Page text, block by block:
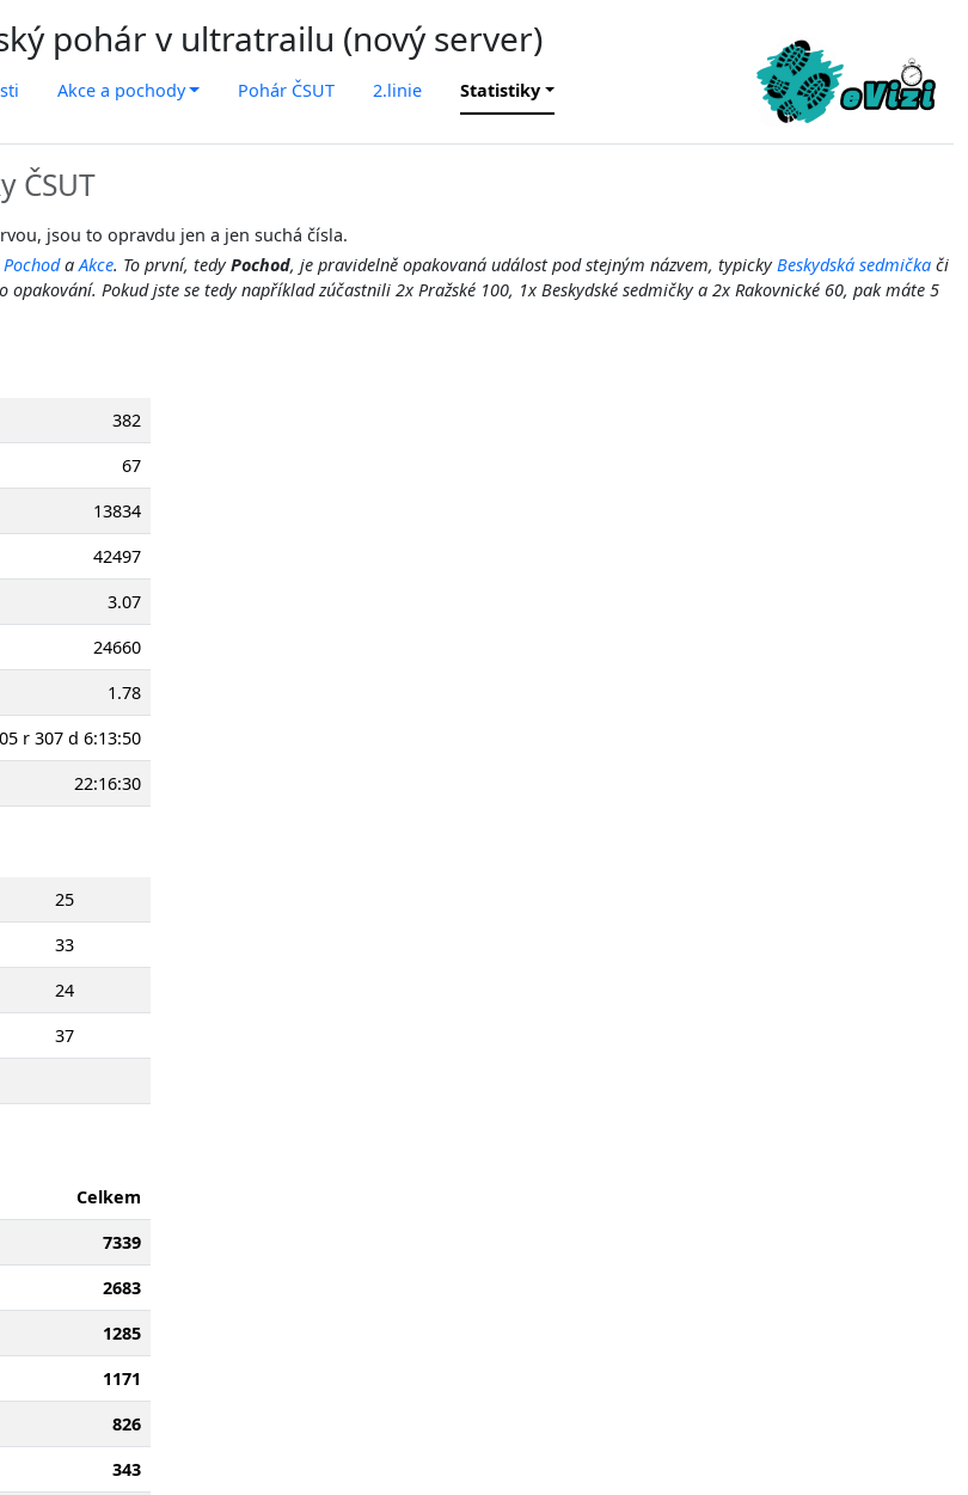
pohár v ultratrailu (nový server)
Akce a pochody Pohár ČSUT 2.linie Statistiky
ČSUT
jsou to opravdu jen a jen suchá čísla.
PochodaAkce. To první, tedyPochod, je pravidelně opakovaná událost pod stejným názvem, typickyBeskydská sedmička či
Pokud jste se tedy například zúčastnili 2x Pražské 100, 1x Beskydské sedmičky a 2x Rakovnické 60, pak máte 5
382
67
13834
42497
3.07
24660
1.78
r 307 d 6:13:50
22:16:30
25
33
24
37
Celkem
7339
2683
1285
1171
826
343